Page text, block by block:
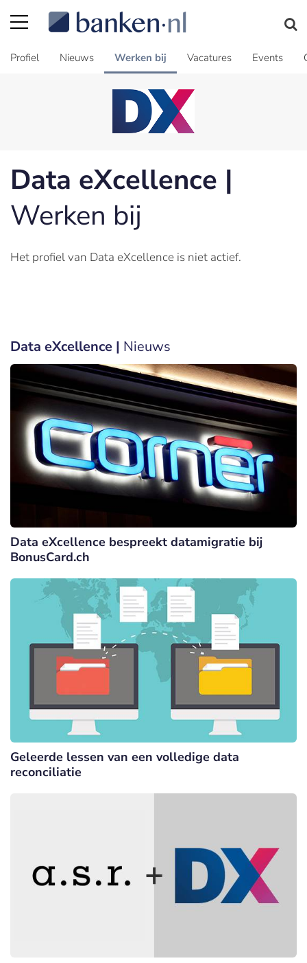
Profiel Nieuws Werken bij Vacatures Events
Data eXcellence |
Werken bij
Het profiel van Data eXcellence is niet actief.
Data eXcellence | Nieuws
Data eXcellence bespreekt datamigratie bij
BonusCard.ch
Geleerde lessen van een volledige data
reconciliatie